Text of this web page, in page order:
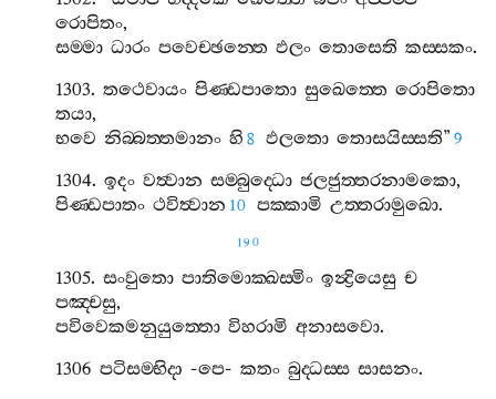
රොපිතං,
සම‍්මා ධාරං පවෙච‍්ඡන‍්තෙ ඵලං තොසෙති කස‍්සකං.
1303.තථෙවායං පිණ‍්ඩපාතො සුඛෙත‍්තෙ රොපිතො
තයා,
භවෙ නිබ‍්බත‍්තමානං හි 8 ඵලතො තොසයිස‍්සති” 9
1304.ඉදං වත්‍වාන සම‍්බුද‍්ධො ජලජුත‍්තරනාමකො,
පිණ‍්ඩපාතං ථවිත්‍වාන 10 පක‍්කාමි උත‍්තරාමුඛො.
190
1305.සංවුතො පාතිමොක‍්ඛස‍්මිං ඉන්‍ද්‍රියෙසු ච
පඤ‍්චසු,
පවිවෙකමනුයුත‍්තො විහරාමි අනාසවො.
1306පටිසම‍්භිදා -පෙ-කතං බුද‍්ධස‍්ස සාසනං.